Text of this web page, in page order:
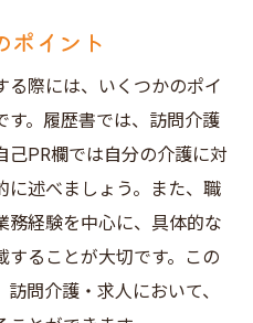
ポイント
る際には、いくつかのポイ
す。履歴書では、訪問介護
己PR欄では自分の介護に対
に述べましょう。また、職
務経験を中心に、具体的な
ることが大切です。この
問介護・求人において、